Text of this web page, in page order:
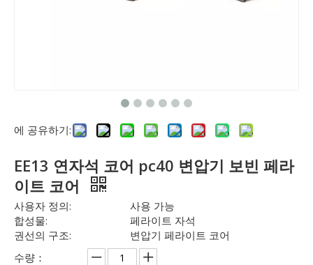
에 공유하기:
EE13 연자석 코어 pc40 변압기 보빈 페라
이트 코어
사용자 정의:
사용 가능
합성물:
페라이트 자석
권선의 구조:
변압기 페라이트 코어
수량：